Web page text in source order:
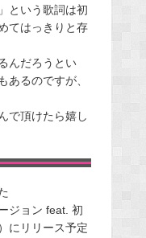
という歌詞は初
てはっきりと存
んだろうとい
あるのですが、
で頂けたら嬉し
ジョン feat. 初
にリリース予定